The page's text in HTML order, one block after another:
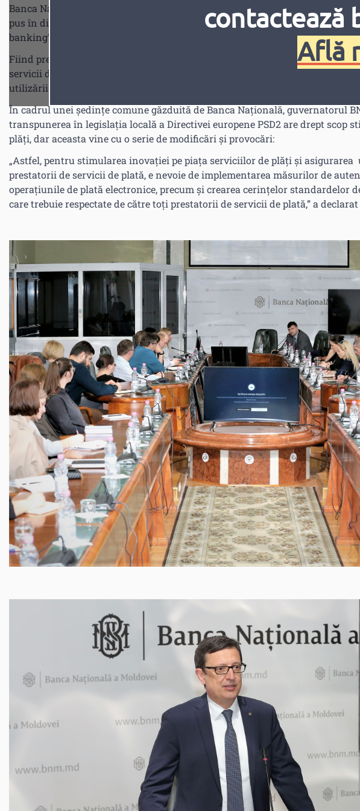
contactează
Află
Banca Națională a Moldovei (BNM), Asociația Băncilor din Moldova (ABM)
pus în discuție astăzi, 3 mai 2023, reglementările necesare în procesul de
banking”.
Fiind prevăzut de Directiva europeană privind serviciile de plată 2 (PSD2),
servicii de plată către entități terțe, pentru prestarea noilor tipuri de servicii
utilizării a unui standard național de comunicare ( ENG.: application
În cadrul unei ședințe comune găzduită de Banca Națională, guvernatorul
transpunerea în legislația locală a Directivei europene PSD2 are drept scop
plăți, dar aceasta vine cu o serie de modificări și provocări:
„Astfel, pentru stimularea inovației pe piața serviciilor de plăți și
prestatorii de servicii de plată, e nevoie de implementarea măsurilor de
operațiunile de plată electronice, precum și crearea cerințelor standardelor
care trebuie respectate de către toți prestatorii de servicii de plată,” a